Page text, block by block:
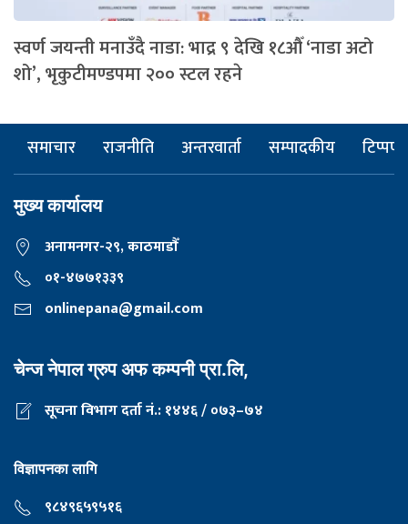
स्वर्ण जयन्ती मनाउँदै नाडा: भाद्र ९ देखि १८औँ ‘नाडा अटो
शो’, भृकुटीमण्डपमा २०० स्टल रहने
समाचार राजनीति अन्तरवार्ता सम्पादकीय टिप्पणी
मुख्य कार्यालय
अनामनगर-२९, काठमाडाैँ
०१-४७७१३३९
onlinepana@gmail.com
चेन्ज नेपाल ग्रुप अफ कम्पनी प्रा.लि,
सूचना विभाग दर्ता नं.: १४४६ / ०७३–७४
विज्ञापनका लागि
९८४९६५९५१६